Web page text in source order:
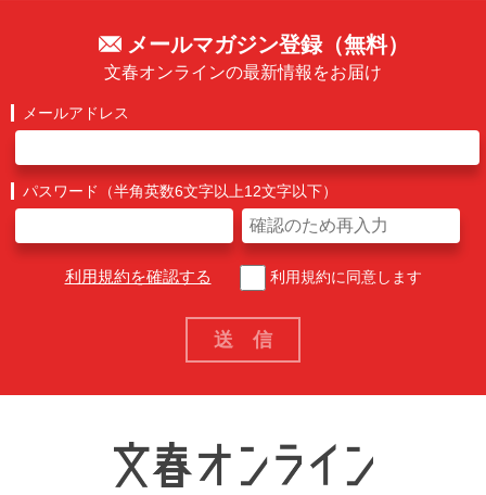
メールマガジン登録（無料）
文春オンラインの最新情報をお届け
メールアドレス
パスワード（半角英数6文字以上12文字以下）
利用規約を確認する 利用規約に同意します